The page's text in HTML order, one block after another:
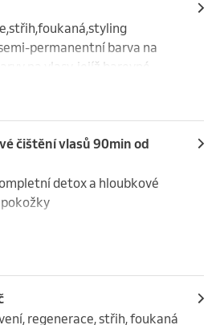
permanentní barva na
na vlasy, jejíž barevné
do vlasového vlákna,
Přelivy mají střední schopnost
výdrž. Přeliv se používá pro
u zesvětlovacích technik.
čištění vlasů 90min od
detox a hloubkové
„restart“ pro vaše vlasy i
provedeme diagnostiku, díky
vaše vlasy aktuálně
ošetření nastavíme na
regenerace, střih, foukaná